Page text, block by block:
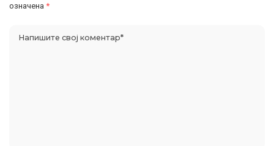
означена *